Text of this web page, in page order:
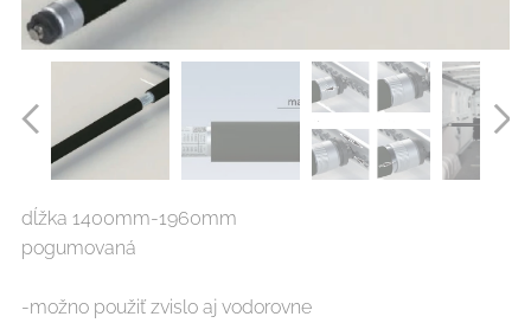
dĺžka 1400mm-1960mm
pogumovaná
-možno použiť zvislo aj vodorovne